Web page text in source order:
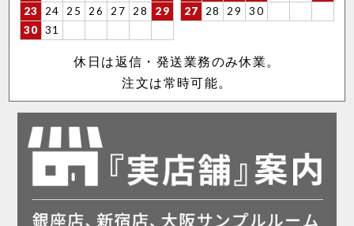
23
24 25 26 27 28
29
30
31
27
28 29 30
休日は返信・発送業務のみ休業。
注文は常時可能。